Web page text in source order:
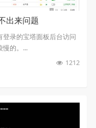
出来问题
录的宝塔面板后台访问
慢的。...
1212